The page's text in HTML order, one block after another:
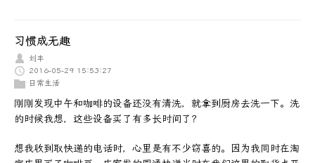
习惯成无趣
刘丰
2016-05-29 15:53:27
日常生活
刚刚发现中午和咖啡的设备还没有清洗，就拿到厨房去洗一下。洗
的时候我想，这些设备买了有多长时间了？
想我收到取快递的电话时，心里是有不少窃喜的。因为我同时在淘